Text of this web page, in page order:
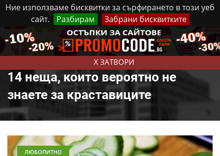
Ние използваме бисквитки за сърфирането в този уеб
сайт.
Разбирам Забрани бисквитките
X ЗАТВОРИ
Четвъртък, 6 Август, 2026 Реклама Контакти
14 неща, които вероятно не
знаете за краставиците
ЛЮБОПИТНО